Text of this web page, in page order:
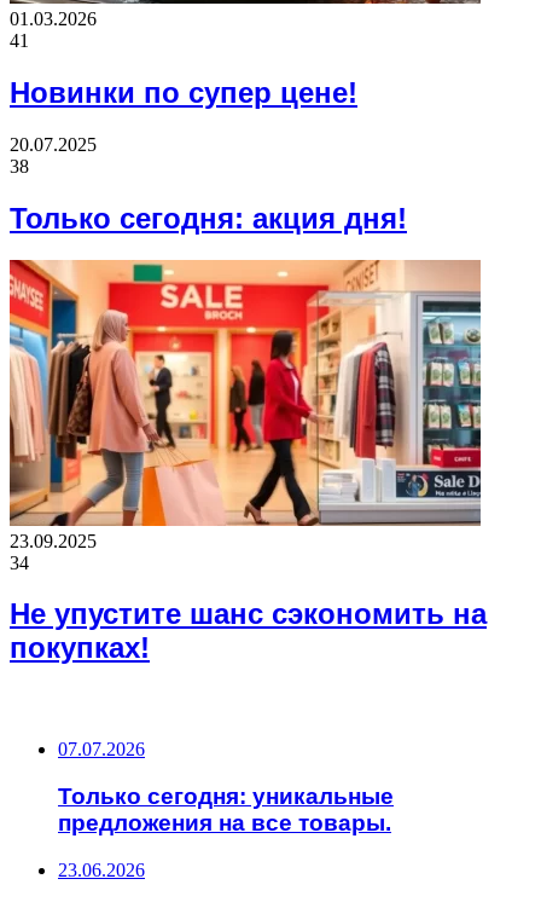
01.03.2026
41
Новинки по супер цене!
20.07.2025
38
Только сегодня: акция дня!
23.09.2025
34
Не упустите шанс сэкономить на
покупках!
07.07.2026
Только сегодня: уникальные
предложения на все товары.
23.06.2026